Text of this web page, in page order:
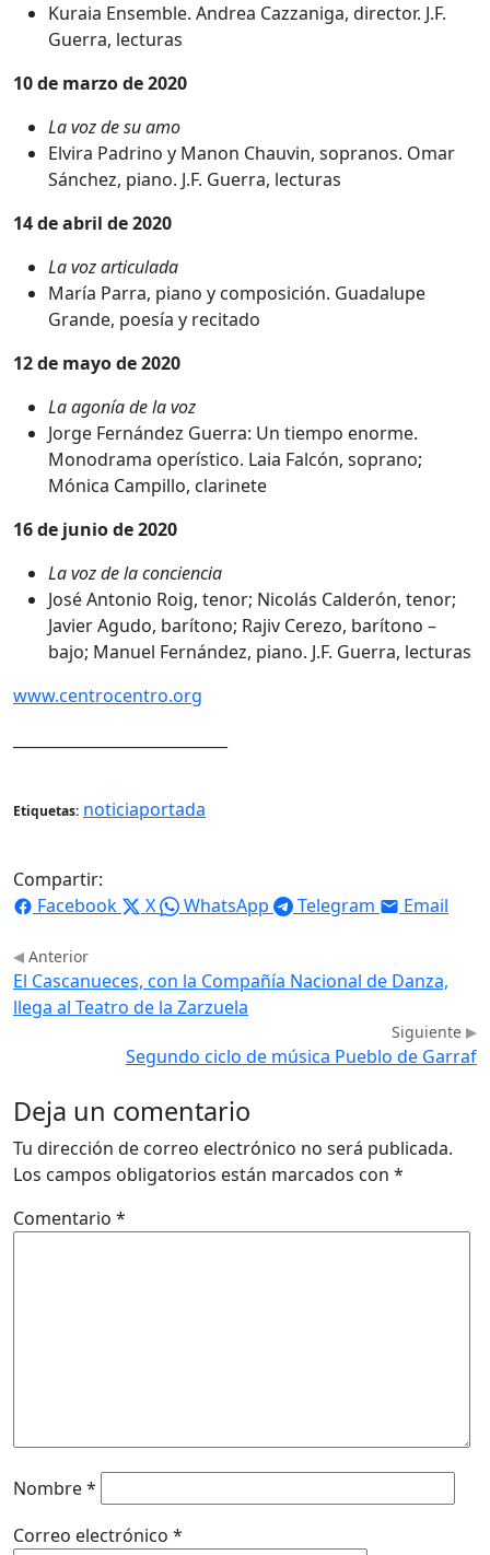
Kuraia Ensemble. Andrea Cazzaniga, director. J.F.
Guerra, lecturas
10 de marzo de 2020
La voz de su amo
Elvira Padrino y Manon Chauvin, sopranos. Omar
Sánchez, piano. J.F. Guerra, lecturas
14 de abril de 2020
La voz articulada
María Parra, piano y composición. Guadalupe
Grande, poesía y recitado
12 de mayo de 2020
La agonía de la voz
Jorge Fernández Guerra: Un tiempo enorme.
Monodrama operístico. Laia Falcón, soprano;
Mónica Campillo, clarinete
16 de junio de 2020
La voz de la conciencia
José Antonio Roig, tenor; Nicolás Calderón, tenor;
Javier Agudo, barítono; Rajiv Cerezo, barítono –
bajo; Manuel Fernández, piano. J.F. Guerra, lecturas
www.centrocentro.org
Etiquetas: noticiaportada
Compartir:
Facebook
X WhatsApp Telegram Email
Anterior
El Cascanueces, con la Compañía Nacional de Danza,
llega al Teatro de la Zarzuela
Siguiente
Segundo ciclo de música Pueblo de Garraf
Deja un comentario
Tu dirección de correo electrónico no será publicada.
Los campos obligatorios están marcados con *
Comentario *
Nombre*
Correo electrónico *